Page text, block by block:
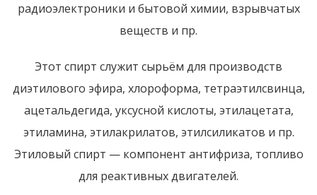
радиоэлектроники и бытовой химии, взрывчатых
веществ и пр.
Этот спирт служит сырьём для производств
диэтилового эфира, хлороформа, тетраэтилсвинца,
ацетальдегида, уксусной кислоты, этилацетата,
этиламина, этилакрилатов, этилсиликатов и пр.
Этиловый спирт — компонент антифриза, топливо
для реактивных двигателей.